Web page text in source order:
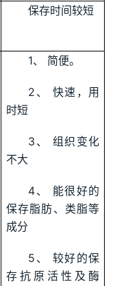
保存时间较短
1、 简便。
2、 快速，用
时短
3、 组织变化
不大
4、 能很好的
保存脂肪、类脂等
成分
5、 较好的保
存抗原活性及酶